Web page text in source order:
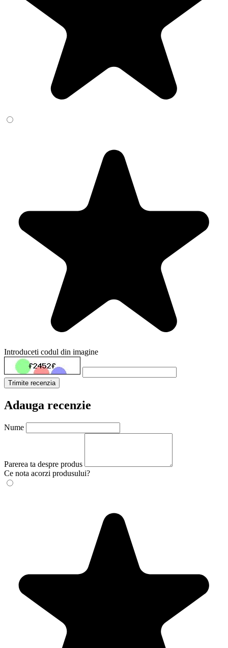
Introduceti codul din imagine
Trimite recenzia
Adauga recenzie
Nume
Parerea ta despre produs
Ce nota acorzi produsului?